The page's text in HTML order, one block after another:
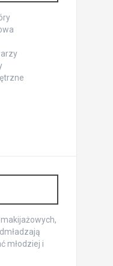
młodziej i